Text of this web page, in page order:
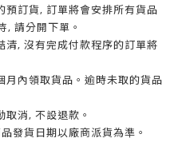
訂貨, 訂單將會安排所有貨品
, 請分開下單。
, 沒有完成付款程序的訂單將
內領取貨品。逾時未取的貨品
消, 不設退款。
發貨日期以廠商派貨為準。